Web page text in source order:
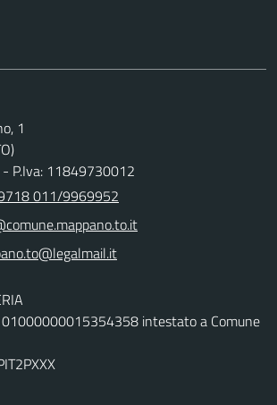
1
P.Iva: 11849730012
011/9969952
intestato a Comune